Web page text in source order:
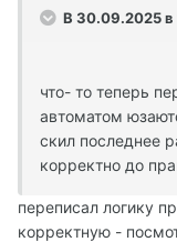
В 30.09.2025 в
что- то теперь
автоматом
скил последнее
корректно до
переписал логику
корректную -